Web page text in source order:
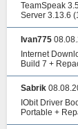
TeamSpeak
Server 3.13.6
Ivan775
Internet
Build 7 +
Sabrik
IObit Driver
Portable +